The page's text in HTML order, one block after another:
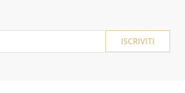
ISCRIVITI